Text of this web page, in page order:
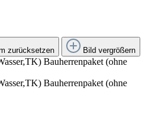
zurücksetzen Bild vergrößern